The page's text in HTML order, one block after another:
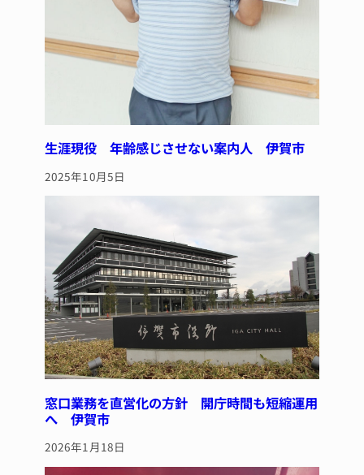
生涯現役 年齢感じさせない案内人 伊賀市
2025年10月5日
窓口業務を直営化の方針 開庁時間も短縮運用
へ 伊賀市
2026年1月18日